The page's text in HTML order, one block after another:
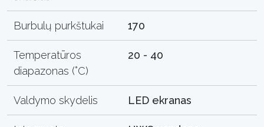
Burbulų purkštukai 170
Temperatūros
diapazonas (°C)
20 - 40
Valdymo skydelis LED ekranas